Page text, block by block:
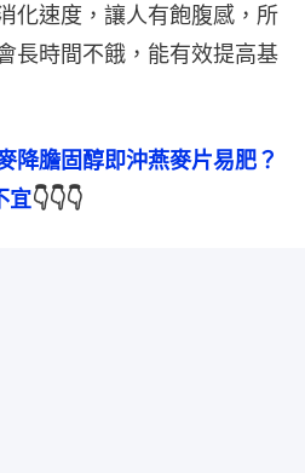
化速度，讓人有飽腹感，所
長時間不餓，能有效提高基
降膽固醇即沖燕麥片易肥？
宜👇👇👇